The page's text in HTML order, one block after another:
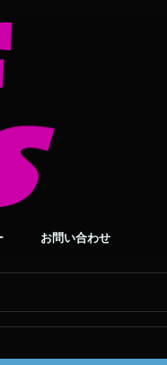
お問い合わせ